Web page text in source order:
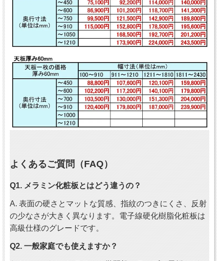
よくあるご質問（FAQ）
Q1. メラミン化粧板とはどう違うの？
A. 表面の硬さとマットな質感、指紋のつきにくさ、反射
の少なさが大きく異なります。電子線硬化樹脂化粧板は
高級仕様のグレードです。
Q2. 一般家庭でも使えますか？